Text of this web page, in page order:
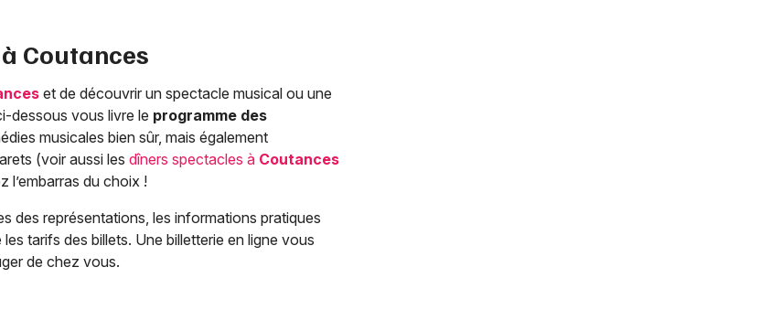
Coutances
et de découvrir un spectacle musical ou une
dessous vous livre le programme des
musicales bien sûr, mais également
(voir aussi les dîners spectacles à Coutances
du choix !
des représentations, les informations pratiques
tarifs des billets. Une billetterie en ligne vous
de chez vous.